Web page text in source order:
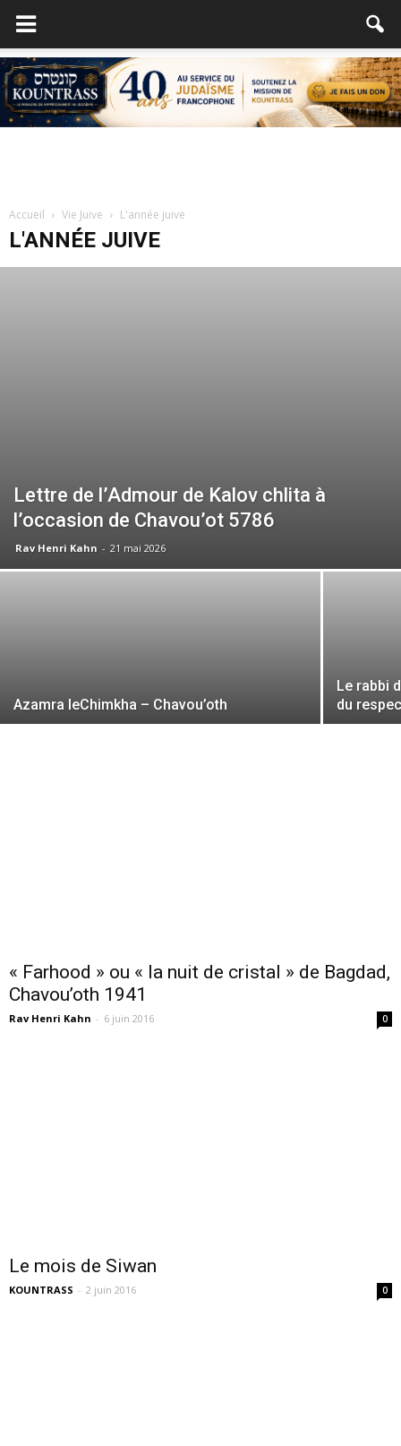
Accueil Vie Juive L'année juive
L'ANNÉE JUIVE
Lettre de l’Admour de Kalov chlita à
l’occasion de Chavou’ot 5786
Rav Henri Kahn - 21 mai 2026
Azamra leChimkha – Chavou’oth
Le rabbi
du
« Farhood » ou « la nuit de cristal » de Bagdad,
Chavou’oth 1941
Rav Henri Kahn - 6 juin 2016 0
Le mois de Siwan
KOUNTRASS - 2 juin 2016 0